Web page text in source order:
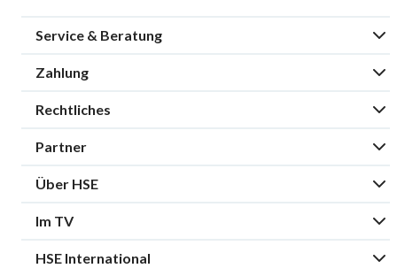
Service & Beratung
Zahlung
Rechtliches
Partner
Über HSE
Im TV
HSE International